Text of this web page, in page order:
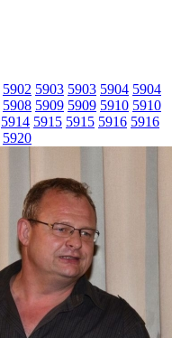
5902 5903 5903 5904 5904
5908 5909 5909 5910 5910
5914 5915 5915 5916 5916
5920